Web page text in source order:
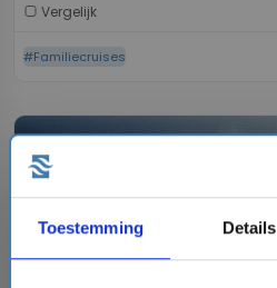
Toestemming Details
Vergelijk
#Familiecruises